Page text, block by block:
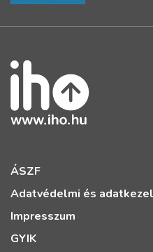
ÁSZF
Adatvédelmi és
Impresszum
GYIK